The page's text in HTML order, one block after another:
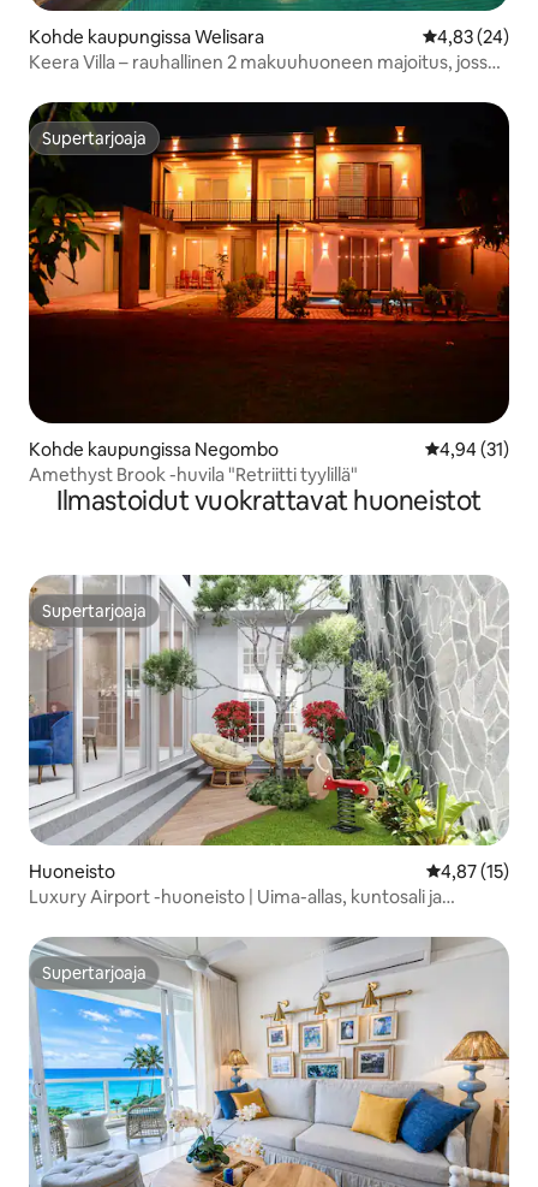
Kohde kaupungissa Welisara
4,83 (24)
Keera Villa – rauhallinen 2 makuuhuoneen majoitus, jossa
Supertarjoaja
Supertarjoaja
Kohde kaupungissa Negombo
4,94 (31)
Amethyst Brook -huvila "Retriitti tyylillä"
Ilmastoidut vuokrattavat huoneistot
Supertarjoaja
Supertarjoaja
Huoneisto
4,87 (15)
Luxury Airport -huoneisto | Uima-allas, kuntosali ja
Supertarjoaja
Supertarjoaja